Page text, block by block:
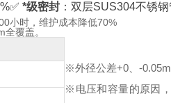
✅*级密封 ：双层SUS304不锈
小时，维护成本降低70%
覆盖。
※外径公差+0、-
※电压和容量的原因